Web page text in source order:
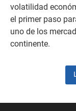
volatilidad
el primer paso
uno de los
continente.